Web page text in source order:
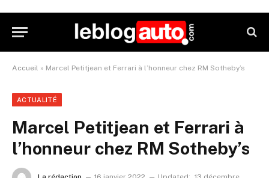
Accueil » Marcel Petitjean et Ferrari à l’honneur chez RM Sotheby’s
ACTUALITÉ
Marcel Petitjean et Ferrari à
l’honneur chez RM Sotheby’s